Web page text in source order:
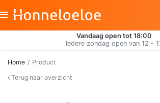
Vandaag open tot 18:00
Iedere zondag open van 12 -
Home
Product
Terug naar overzicht